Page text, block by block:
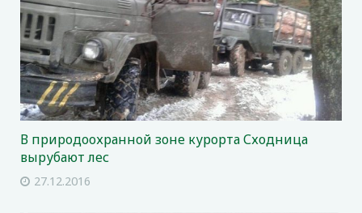
В природоохранной зоне курорта Сходница
вырубают лес
27.12.2016